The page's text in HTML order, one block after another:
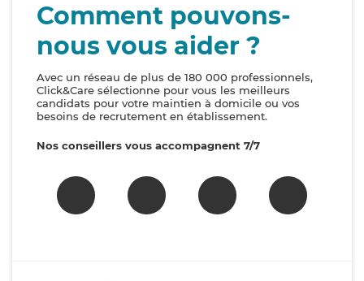
Comment pouvons-
nous vous aider ?
Avec un réseau de plus de 180 000 professionnels,
Click&Care sélectionne pour vous les meilleurs
candidats pour votre maintien à domicile ou vos
besoins de recrutement en établissement.
Nos conseillers vous accompagnent 7/7